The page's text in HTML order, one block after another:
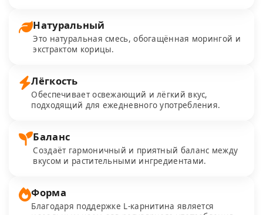
Натуральный
Это натуральная смесь, обогащённая морингой и
экстрактом корицы.
Лёгкость
Обеспечивает освежающий и лёгкий вкус,
подходящий для ежедневного употребления.
Баланс
Создаёт гармоничный и приятный баланс между
вкусом и растительными ингредиентами.
Форма
Благодаря поддержке L-карнитина является